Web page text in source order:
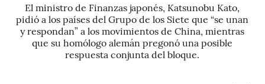
El ministro de Finanzas japonés, Katsunobu Kato,
pidió a los países del Grupo de los Siete que “se unan
y respondan” a los movimientos de China, mientras
que su homólogo alemán pregonó una posible
respuesta conjunta del bloque.